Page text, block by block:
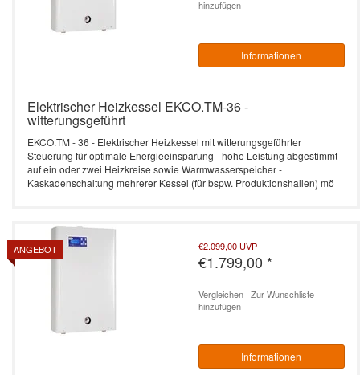
hinzufügen
Informationen
Elektrischer Heizkessel EKCO.TM-36 -
witterungsgeführt
EKCO.TM - 36 - Elektrischer Heizkessel mit witterungsgeführter
Steuerung für optimale Energieeinsparung - hohe Leistung abgestimmt
auf ein oder zwei Heizkreise sowie Warmwasserspeicher -
Kaskadenschaltung mehrerer Kessel (für bspw. Produktionshallen) mö
ANGEBOT €2.099,00UVP
€1.799,00 *
Vergleichen| Zur Wunschliste
hinzufügen
Informationen